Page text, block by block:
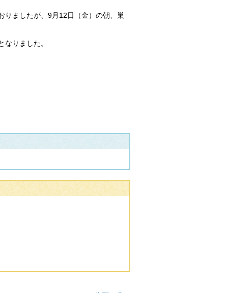
ましたが、9月12日（金）の朝、巣
りました。